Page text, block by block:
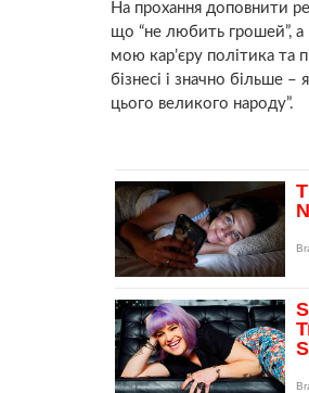
На прохання доповнити
що “не любить грошей”, а
мою кар’єру політика та
бізнесі і значно більше
цього великого народу”.